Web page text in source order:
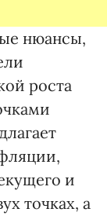
нюансы,
роста
и
точках, а